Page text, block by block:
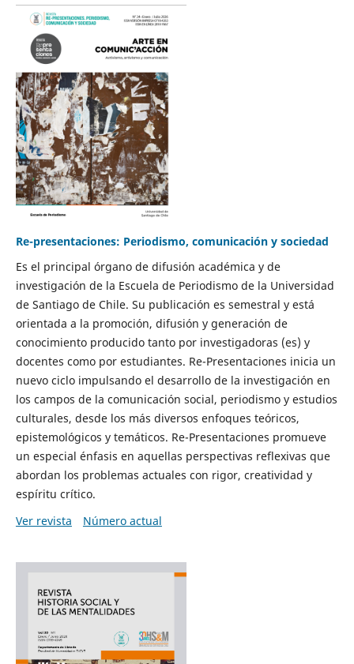
Re-presentaciones: Periodismo, comunicación y sociedad
Es el principal órgano de difusión académica y de
investigación de la Escuela de Periodismo de la Universidad
de Santiago de Chile. Su publicación es semestral y está
orientada a la promoción, difusión y generación de
conocimiento producido tanto por investigadoras (es) y
docentes como por estudiantes. Re-Presentaciones inicia un
nuevo ciclo impulsando el desarrollo de la investigación en
los campos de la comunicación social, periodismo y estudios
culturales, desde los más diversos enfoques teóricos,
epistemológicos y temáticos. Re-Presentaciones promueve
un especial énfasis en aquellas perspectivas reflexivas que
abordan los problemas actuales con rigor, creatividad y
espíritu crítico.
Ver revista
Número actual